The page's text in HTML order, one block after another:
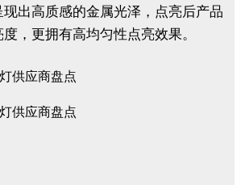
出高质感的金属光泽，点亮后产品
，更拥有高均匀性点亮效果。